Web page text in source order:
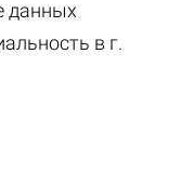
данных
в г.